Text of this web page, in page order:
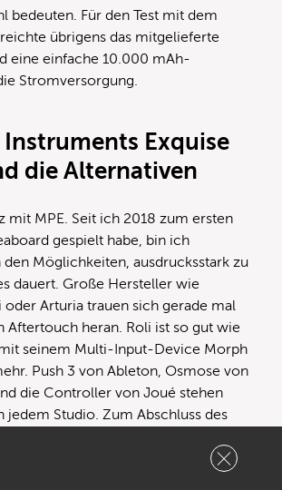
bedeuten. Für den Test mit dem
übrigens das mitgelieferte
eine einfache 10.000 mAh-
Stromversorgung.
Instruments Exquise
die Alternativen
mit MPE. Seit ich 2018 zum ersten
gespielt habe, bin ich
Möglichkeiten, ausdrucksstark zu
dauert. Große Hersteller wie
oder Arturia trauen sich gerade mal
Aftertouch heran. Roli ist so gut wie
seinem Multi-Input-Device Morph
Push 3 von Ableton, Osmose von
die Controller von Joué stehen
jedem Studio. Zum Abschluss des